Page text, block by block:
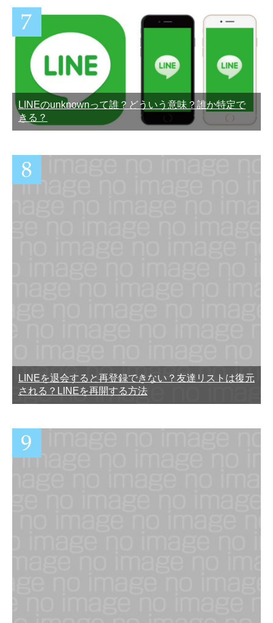
LINEのunknownって誰？どういう意味？誰か特定で
きる？
LINEを退会すると再登録できない？友達リストは復元
される？LINEを再開する方法